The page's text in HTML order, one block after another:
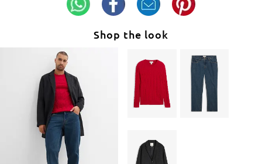
Shop the look